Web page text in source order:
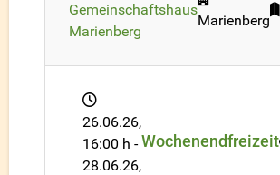
Gemeinschaftshaus
Marienberg
Marienberg
26.06.26,
16:00 h -
28.06.26,
Wochenendfreizeit